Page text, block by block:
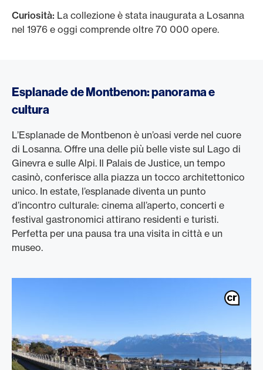
Curiosità: La collezione è stata inaugurata a Losanna
nel 1976 e oggi comprende oltre 70 000 opere.
Esplanade de Montbenon: panorama e
cultura
L’Esplanade de Montbenon è un’oasi verde nel cuore
di Losanna. Offre una delle più belle viste sul Lago di
Ginevra e sulle Alpi. Il Palais de Justice, un tempo
casinò, conferisce alla piazza un tocco architettonico
unico. In estate, l’esplanade diventa un punto
d’incontro culturale: cinema all’aperto, concerti e
festival gastronomici attirano residenti e turisti.
Perfetta per una pausa tra una visita in città e un
museo.